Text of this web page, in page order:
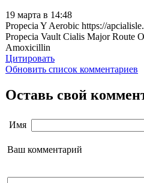
19 марта в 14:48
Propecia Y Aerobic https://
Propecia Vault Cialis Major Route
Amoxicillin
Цитировать
Обновить список комментариев
Оставь свой
Имя
Ваш комментарий